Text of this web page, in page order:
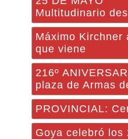
Multitudinario
Máximo Kirchner
que viene
216º
plaza de Armas
PROVINCIAL:
Goya celebró los